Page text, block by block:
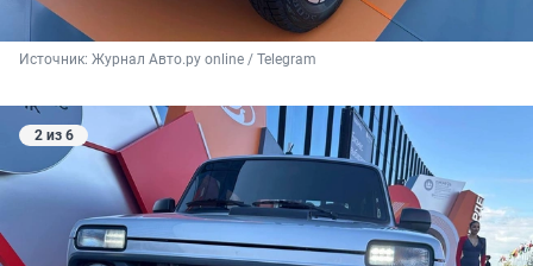
Источник: Журнал Авто.ру online / Telegram
2 из 6